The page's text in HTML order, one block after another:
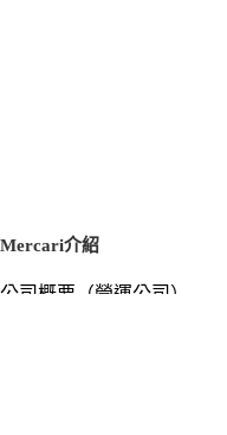
Mercari介紹
公司概要（營運公司）